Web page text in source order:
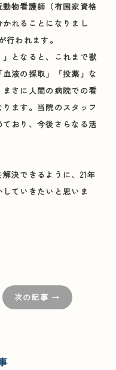
物看護師（有国家資格
れることになりまし
行われます。
」となると、これまで獣
液の採取」「投薬」な
さに人間の病院での看
ます。当院のスタッフ
おり、今後さらなる活
決できるように、21年
ていきたいと思いま
次の記事 →